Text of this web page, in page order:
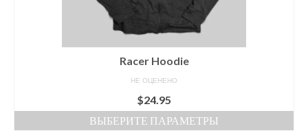
Racer Hoodie
НЕ ОЦЕНЕНО
$24.95
ВЫБЕРИТЕ ПАРАМЕТРЫ